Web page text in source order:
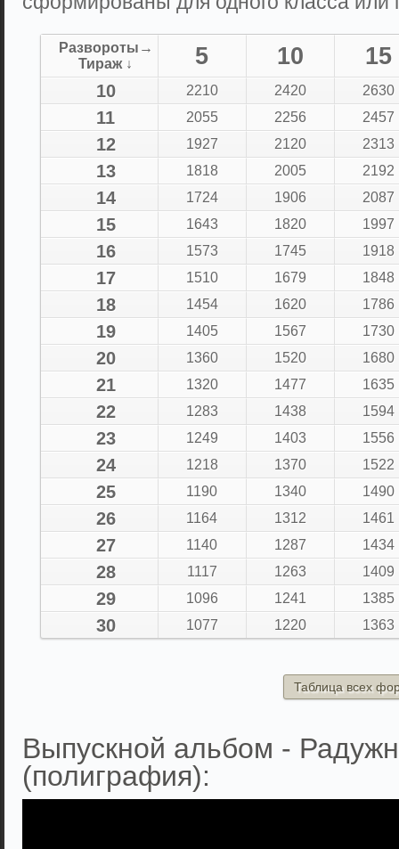
Развороты→
Тираж ↓
5 10 15
10 2210 2420 2630
11 2055 2256 2457
12 1927 2120 2313
13 1818 2005 2192
14 1724 1906 2087
15 1643 1820 1997
16 1573 1745 1918
17 1510 1679 1848
18 1454 1620 1786
19 1405 1567 1730
20 1360 1520 1680
21 1320 1477 1635
22 1283 1438 1594
23 1249 1403 1556
24 1218 1370 1522
25 1190 1340 1490
26 1164 1312 1461
27 1140 1287 1434
28 1117 1263 1409
29 1096 1241 1385
30 1077 1220 1363
Таблица всех
Выпускной альбом -
(полиграфия):